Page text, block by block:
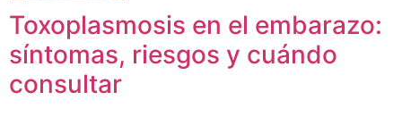
Toxoplasmosis en el embarazo:
síntomas, riesgos y cuándo
consultar